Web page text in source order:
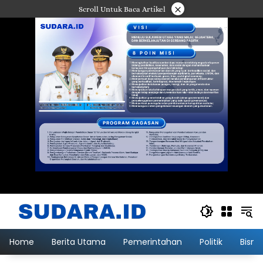
ke
Scroll Untuk Baca Artikel ×
Home Berita Utama Pemerintahan Politik